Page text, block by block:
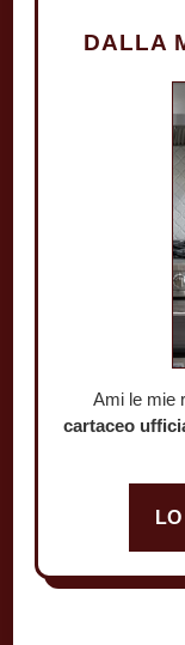
DALLA
Ami le mie
cartaceo